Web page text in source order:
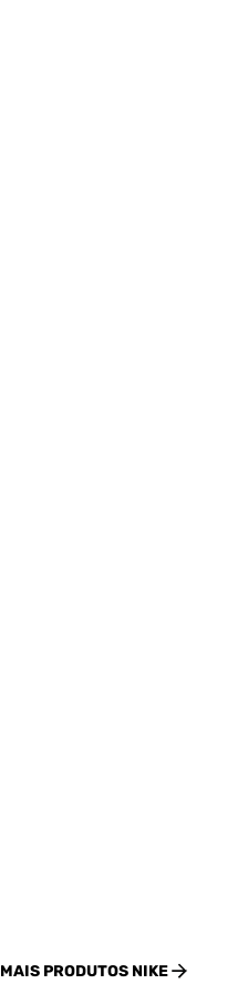
MAIS PRODUTOS NIKE